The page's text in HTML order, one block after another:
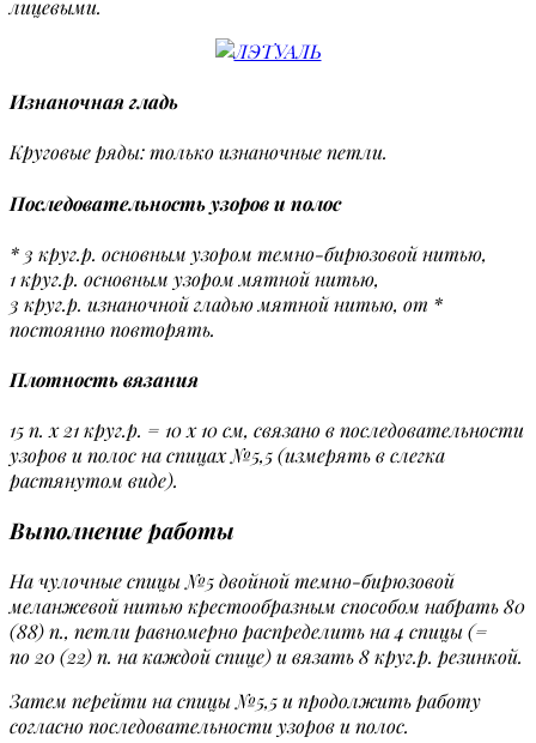
лицевыми.
Изнаночная гладь
Круговые ряды: только изнаночные петли.
Последовательность узоров и полос
* 3 круг.р. основным узором темно-бирюзовой нитью,
1 круг.р. основным узором мятной нитью,
3 круг.р. изнаночной гладью мятной нитью, от *
постоянно повторять.
Плотность вязания
15 п. х 21 круг.р. = 10 x 10 см, связано в последовательности
узоров и полос на спицах №5,5 (измерять в слегка
растянутом виде).
Выполнение работы
На чулочные спицы №5 двойной темно-бирюзовой
меланжевой нитью крестообразным способом набрать 80
(88) п., петли равномерно распределить на 4 спицы (=
по 20 (22) п. на каждой спице) и вязать 8 круг.р. резинкой.
Затем перейти на спицы №5,5 и продолжить работу
согласно последовательности узоров и полос.